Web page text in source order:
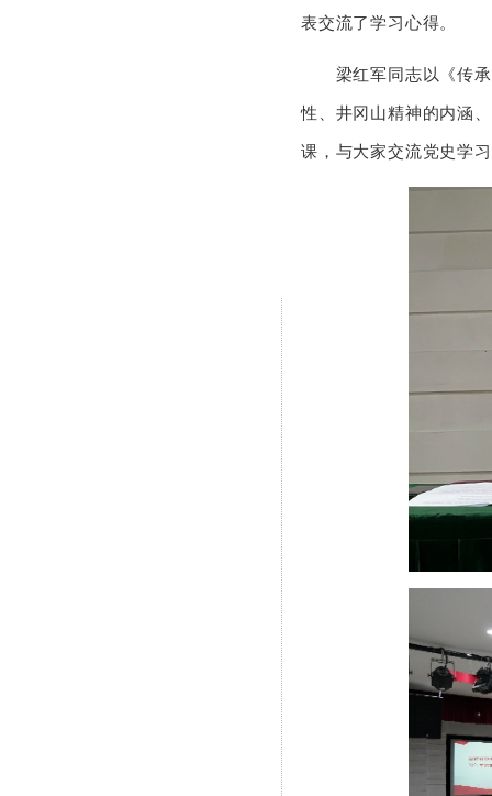
表交流了学习心得。
梁红军同志以《传承
性、井冈山精神的内涵
课，与大家交流党史学